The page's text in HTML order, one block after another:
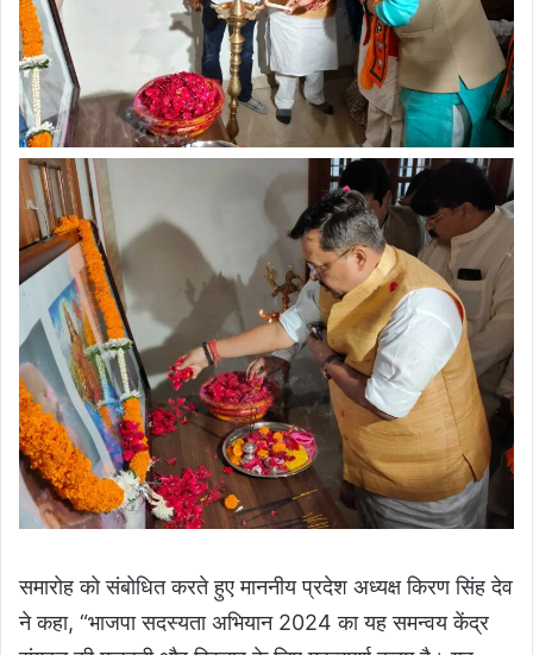
समारोह को संबोधित करते हुए माननीय प्रदेश अध्यक्ष किरण सिंह देव
ने कहा, “भाजपा सदस्यता अभियान 2024 का यह समन्वय केंद्र